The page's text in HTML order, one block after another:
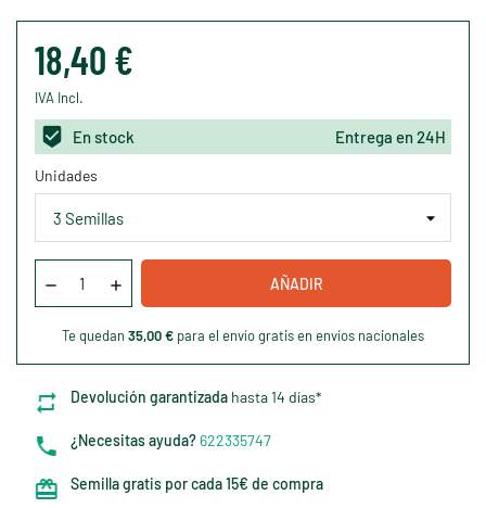
18,40 €
IVA Incl.
En stock Entrega en 24H
Unidades
AÑADIR
Te quedan 35,00 € para el envío gratis en envíos nacionales
Devolución garantizada hasta 14 días*
¿Necesitas ayuda?622335747
Semilla gratis por cada 15€ de compra